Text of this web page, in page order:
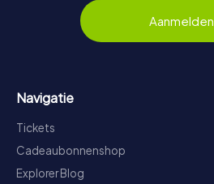
Aanmelden
Navigatie
Tickets
Cadeaubonnenshop
Explorer Blog